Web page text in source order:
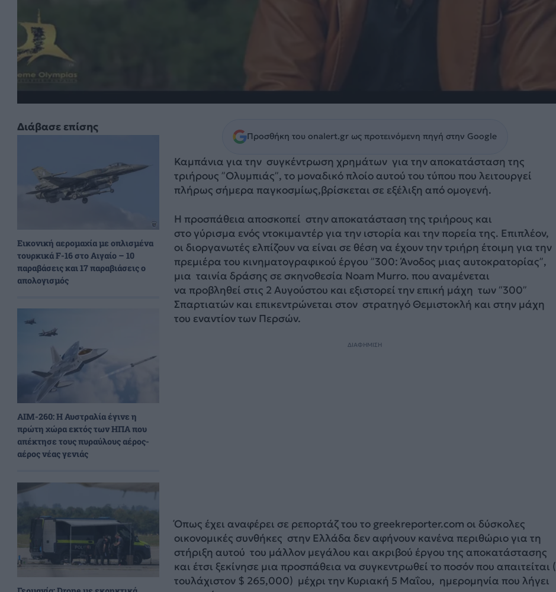
Διάβασε επίσης
Εικονική αερομαχία με οπλισμένα
τουρκικά F-16 στο Αιγαίο – 10
παραβάσεις και 17 παραβιάσεις ο
απολογισμός
AIM-260: Η Αυστραλία έγινε η
πρώτη χώρα εκτός των ΗΠΑ που
απέκτησε τους πυραύλους αέρος-
αέρος νέας γενιάς
Προσθήκη του onalert.gr ως προτεινόμενη πηγή στην Google
Καμπάνια για την συγκέντρωση χρημάτων για την αποκατάσταση της
τριήρους ”Ολυμπιάς”, το μοναδικό πλοίο αυτού του τύπου που λειτουργεί
πλήρως σήμερα παγκοσμίως,βρίσκεται σε εξέλιξη από ομογενή.
Η προσπάθεια αποσκοπεί στην αποκατάσταση της τριήρους και
στο γύρισμα ενός ντοκιμαντέρ για την ιστορία και την πορεία της. Επιπλέον,
οι διοργανωτές ελπίζουν να είναι σε θέση να έχουν την τριήρη έτοιμη για την
πρεμιέρα του κινηματογραφικού έργου ”300: Άνοδος μιας αυτοκρατορίας”,
μια ταινία δράσης σε σκηνοθεσία Noam Murro. που αναμένεται
να προβληθεί στις 2 Αυγούστου και εξιστορεί την επική μάχη των “300”
Σπαρτιατών και επικεντρώνεται στον στρατηγό Θεμιστοκλή και στην μάχη
του εναντίον των Περσών.
ΔΙΑΦΗΜΙΣΗ
Όπως έχει αναφέρει σε ρεπορτάζ του το greekreporter.com οι δύσκολες
οικονομικές συνθήκες στην Ελλάδα δεν αφήνουν κανένα περιθώριο για τη
στήριξη αυτού του μάλλον μεγάλου και ακριβού έργου της αποκατάστασης
και έτσι ξεκίνησε μια προσπάθεια να συγκεντρωθεί το ποσόν που απαιτείται (
τουλάχιστον $ 265,000) μέχρι την Κυριακή 5 Μαΐου, ημερομηνία που λήγει